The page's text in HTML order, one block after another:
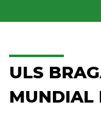
ULS
MUNDIAL